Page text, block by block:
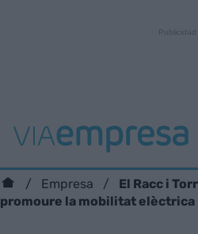
Empresa
El Racc i
promoure la mobilitat elèctrica